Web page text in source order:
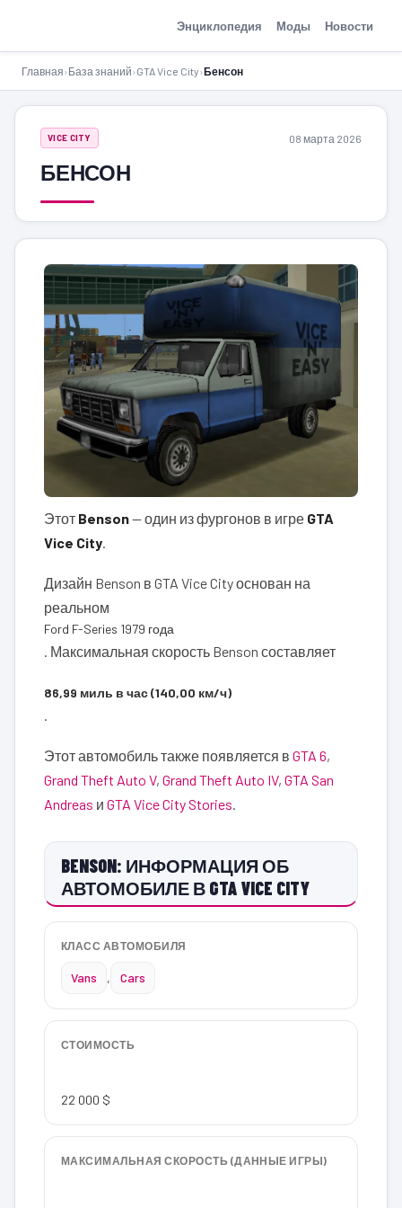
Энциклопедия Моды Новости
Главная›База знаний›GTA Vice City›Бенсон
VICE CITY 08 марта 2026
БЕНСОН
Этот Benson— один из фургонов в игре GTA
Vice City.
Дизайн Benson в GTA Vice City основан на
реальном
Ford F-Series 1979 года
. Максимальная скорость Benson составляет
86,99 миль в час (140,00 км/ч)
.
Этот автомобиль также появляется в GTA 6,
Grand Theft Auto V, Grand Theft Auto IV, GTA San
Andreas и GTA Vice City Stories.
BENSON: ИНФОРМАЦИЯ ОБ
АВТОМОБИЛЕ В GTA VICE CITY
КЛАСС АВТОМОБИЛЯ
Vans , Cars
СТОИМОСТЬ
22 000 $
МАКСИМАЛЬНАЯ СКОРОСТЬ (ДАННЫЕ ИГРЫ)